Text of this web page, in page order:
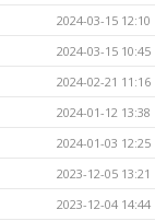
2024-03-15 12:10
2024-03-15 10:45
2024-02-21 11:16
2024-01-12 13:38
2024-01-03 12:25
2023-12-05 13:21
2023-12-04 14:44